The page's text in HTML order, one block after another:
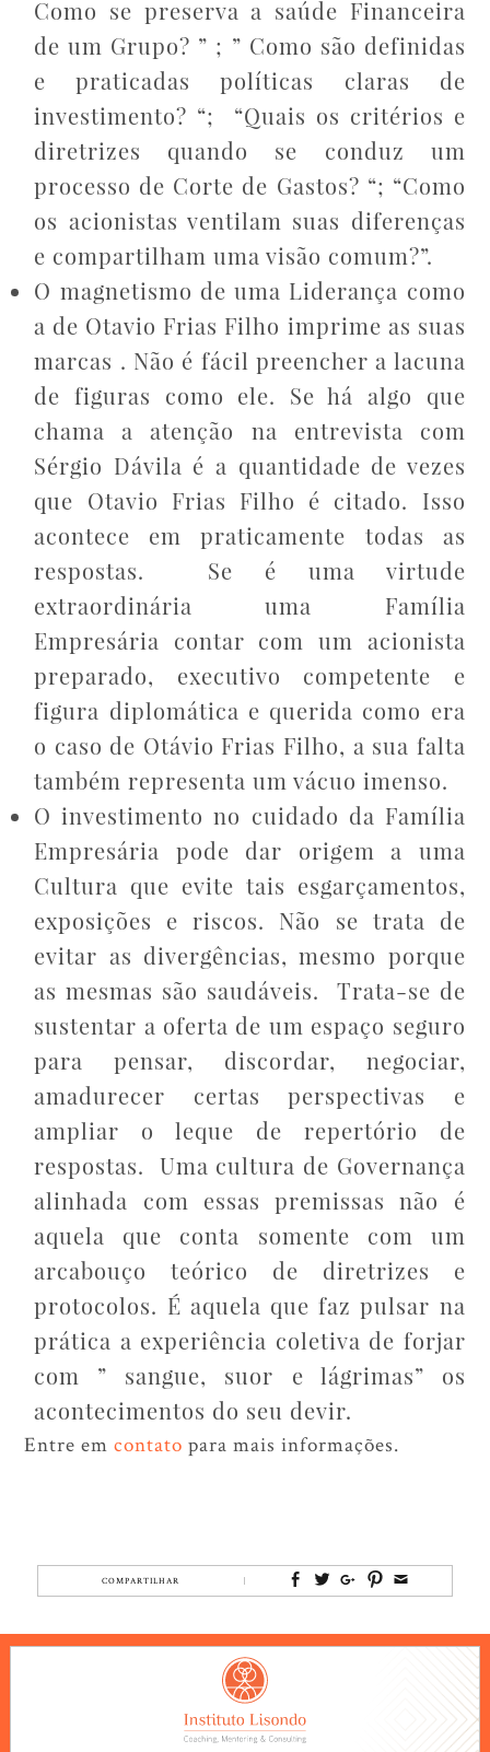
Como se preserva a saúde Financeira
de um Grupo? ” ; ” Como são definidas
e praticadas políticas claras de
investimento? “; “Quais os critérios e
diretrizes quando se conduz um
processo de Corte de Gastos? “; “Como
os acionistas ventilam suas diferenças
e compartilham uma visão comum?”.
O magnetismo de uma Liderança como
a de Otavio Frias Filho imprime as suas
marcas . Não é fácil preencher a lacuna
de figuras como ele. Se há algo que
chama a atenção na entrevista com
Sérgio Dávila é a quantidade de vezes
que Otavio Frias Filho é citado. Isso
acontece em praticamente todas as
respostas. Se é uma virtude
extraordinária uma Família
Empresária contar com um acionista
preparado, executivo competente e
figura diplomática e querida como era
o caso de Otávio Frias Filho, a sua falta
também representa um vácuo imenso.
O investimento no cuidado da Família
Empresária pode dar origem a uma
Cultura que evite tais esgarçamentos,
exposições e riscos. Não se trata de
evitar as divergências, mesmo porque
as mesmas são saudáveis. Trata-se de
sustentar a oferta de um espaço seguro
para pensar, discordar, negociar,
amadurecer certas perspectivas e
ampliar o leque de repertório de
respostas. Uma cultura de Governança
alinhada com essas premissas não é
aquela que conta somente com um
arcabouço teórico de diretrizes e
protocolos. É aquela que faz pulsar na
prática a experiência coletiva de forjar
com ” sangue, suor e lágrimas” os
acontecimentos do seu devir.
Entre emcontato para mais informações.
COMPARTILHAR